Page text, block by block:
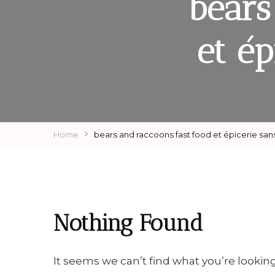
et
Home bears and raccoons fast food et épicerie
Nothing Found
It seems we can’t find what you’re